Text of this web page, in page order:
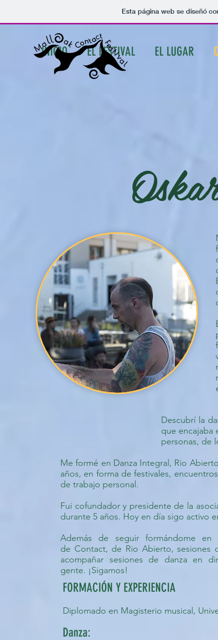
Esta página web se diseñó
INICIO EL FESTIVAL EL LUGAR
Descubrí la
que encajaba
personas, de
Me formé en Danza Integral, Rio
años, en forma de festivales,
de trabajo personal.
Fui cofundador y presidente de la
durante 5 años. Hoy en día sigo activo
Además de seguir formándome
de Contact, de Rio Abierto, sesiones
acompañar sesiones de danza en
gente. ¡Sigamos!
FORMACIÓN Y EXPERIENCIA
Diplomado en Magisterio musical,
Danza: